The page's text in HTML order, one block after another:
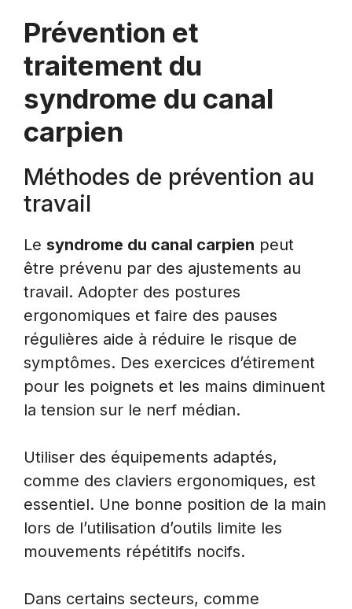
Prévention et
traitement du
syndrome du canal
carpien
Méthodes de prévention au
travail
Le syndrome du canal carpien peut
être prévenu par des ajustements au
travail. Adopter des postures
ergonomiques et faire des pauses
régulières aide à réduire le risque de
symptômes. Des exercices d’étirement
pour les poignets et les mains diminuent
la tension sur le nerf médian.
Utiliser des équipements adaptés,
comme des claviers ergonomiques, est
essentiel. Une bonne position de la main
lors de l’utilisation d’outils limite les
mouvements répétitifs nocifs.
Dans certains secteurs, comme